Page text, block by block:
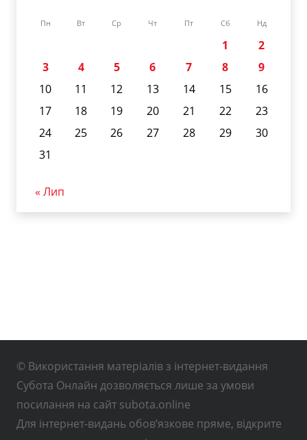
Пн Вт Ср Чт Пт Сб Нд
1
2
3
4 5 6 7 8
9
10
11 12 13 14 15
16
17
18 19 20 21 22
23
24
25 26 27 28 29
30
31
« Лип
© Використання матеріалів з інтернет-видання
Субота Онлайн дозволяється лише за умови
посилання на сайт subota.online
Для інтернет-видань обов’язкове пряме, відкрите